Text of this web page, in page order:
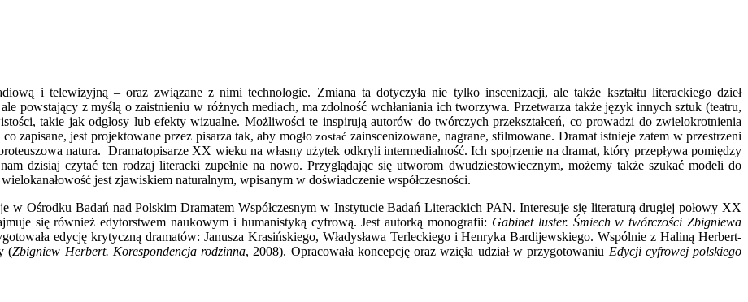
i telewizyjną – oraz związane z nimi tech­nologie. Zmiana ta dotyczyła nie tylko inscenizacji, ale także kształtu literackiego dzieł
powstający z myślą o zaistnieniu w różnych mediach, ma zdolność wchłaniania ich tworzywa. Przetwarza także język innych sztuk (teatru,
takie jak odgłosy lub efekty wizualne. Możliwości te inspirują autorów do twórczych przekształceń, co prowadzi do zwielo­krotnienia
zapisane, jest projektowane przez pisarza tak, aby mogłozostać zainscenizowane, nagrane, sfilmowane. Dramat istnieje zatem w przestrzeni
natura. Dramatopisarze XX wieku na własny użytek odkryli interme­dialność. Ich spojrzenie na dramat, który przepływa pomiędzy
dzisiaj czytać ten rodzaj literacki zupełnie na nowo. Przy­glądając się utworom dwudziestowiecznym, możemy także szu­kać modeli do
jest zjawiskiem naturalnym, wpisanym w doświadczenie współczesności.
w Ośrodku Badań nad Polskim Dramatem Współczesnym w In­stytucie Badań Literackich PAN. Interesuje się literaturą drugiej połowy XX
się również edytorstwem naukowym i humanistyką cyfrową. Jest autorką mono­grafii: Gabinet luster. Śmiech w twórczości Zbigniewa
edycję krytyczną dramatów: Janusza Krasińskiego, Władysława Terlec­kiego i Henryka Bardijewskiego. Wspólnie z Haliną Herbert­-
(Zbigniew Herbert. Kore­spondencja rodzinna, 2008). Opraco­wała koncepcję oraz wzięła udział w przygo­towaniu Edycji cyfrowej polskiego